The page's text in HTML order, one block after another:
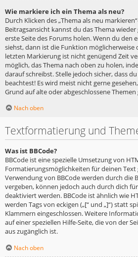
Wie markiere ich ein Thema als neu?
Durch Klicken des „Thema als neu
Beitragsansicht kannst du das Thema
erste Seite des Forums holen. Wenn du den
siehst, dann ist die Funktion
letzten Markierung ist nicht genügend Zeit
möglich, das Thema nach oben zu holen,
darauf schreibst. Stelle jedoch sicher, dass
beachtest! Es wird meist nicht gerne
Grund auf alte oder abgeschlossene
Nach oben
Textformatierung und
Was ist BBCode?
BBCode ist eine spezielle Umsetzung von
Formatierungsmöglichkeiten für deinen Text
Verwendung von BBCode werden durch die
vergeben, können jedoch auch durch dich
deaktiviert werden. BBCode ist ähnlich wie
werden Tags von eckigen („[“ und „]“) statt
Klammern eingeschlossen. Weitere
auf einer speziellen Hilfe-Seite, die von der
aus zugänglich ist.
Nach oben